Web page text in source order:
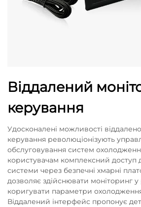
Віддалений
керування
Удосконалені можливості
керування революціонізують
обслуговування систем
користувачам комплексний доступ
системи через безпечні хмарні
дозволяє здійснювати моніторинг у
коригувати параметри
Віддалений інтерфейс пропонує